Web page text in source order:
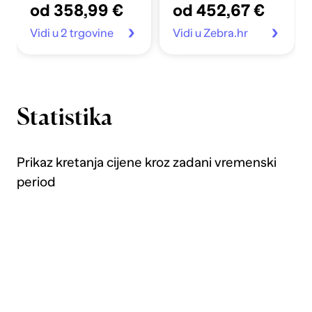
od 358,99 €
Vidi u 2 trgovine
od 452,67 €
Vidi u Zebra.hr
Statistika
Prikaz kretanja cijene kroz zadani vremenski
period